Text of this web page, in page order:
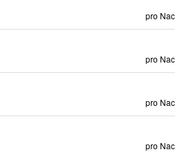
pro
pro
pro
pro